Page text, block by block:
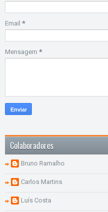
Email *
Mensagem *
Colaboradores
Bruno Ramalho
Carlos Martins
Luís Costa